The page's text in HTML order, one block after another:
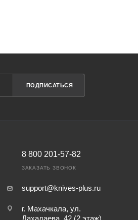
ПОДПИСАТЬСЯ
8 800 201-57-82
ЗАКАЗАТЬ ЗВОНОК
support@knives-plus.ru
г. Махачкала, ул.
Дахадаева, 42 (2 этаж)